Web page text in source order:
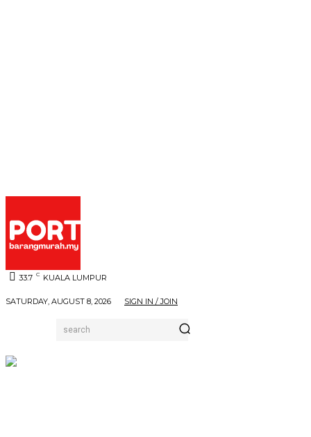
33.7 C KUALA LUMPUR
SATURDAY, AUGUST 8, 2026 SIGN IN / JOIN
search